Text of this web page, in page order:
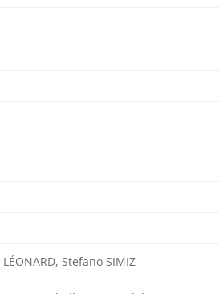
Stefano SIMIZ